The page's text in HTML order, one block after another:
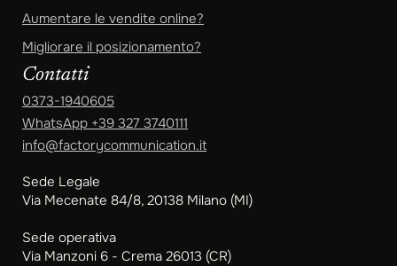
Aumentare le vendite online?
Migliorare il posizionamento?
Contatti
0373-1940605
WhatsApp +39 327 3740111
info@factorycommunication.it
Sede Legale
Via Mecenate 84/8, 20138 Milano (MI)
Sede operativa
Via Manzoni 6 - Crema 26013 (CR)